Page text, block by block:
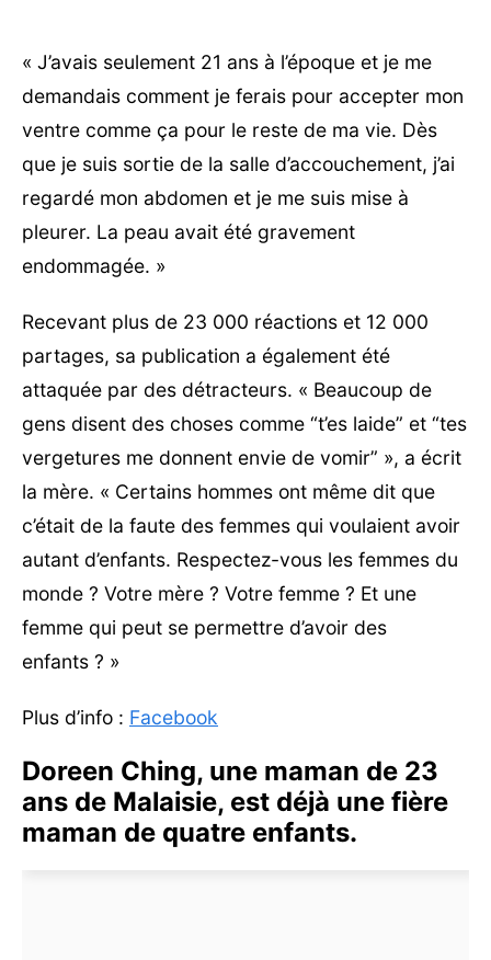
« J’avais seulement 21 ans à l’époque et je me
demandais comment je ferais pour accepter mon
ventre comme ça pour le reste de ma vie. Dès
que je suis sortie de la salle d’accouchement, j’ai
regardé mon abdomen et je me suis mise à
pleurer. La peau avait été gravement
endommagée. »
Recevant plus de 23 000 réactions et 12 000
partages, sa publication a également été
attaquée par des détracteurs. « Beaucoup de
gens disent des choses comme “t’es laide” et “tes
vergetures me donnent envie de vomir” », a écrit
la mère. « Certains hommes ont même dit que
c’était de la faute des femmes qui voulaient avoir
autant d’enfants. Respectez-vous les femmes du
monde ? Votre mère ? Votre femme ? Et une
femme qui peut se permettre d’avoir des
enfants ? »
Plus d’info : Facebook
Doreen Ching, une maman de 23
ans de Malaisie, est déjà une fière
maman de quatre enfants.